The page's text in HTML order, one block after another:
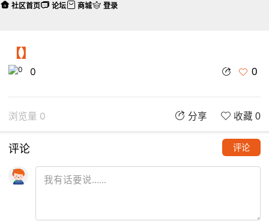
【】
0 0
浏览量 0 分享 收藏 0
评论 评论
社区首页 论坛 商城 登录